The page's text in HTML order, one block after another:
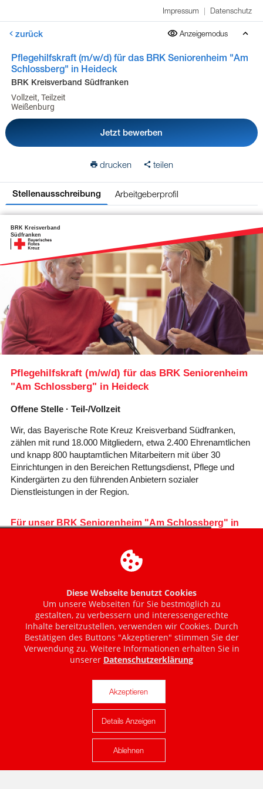
Impressum | Datenschutz
zurück Anzeigemodus
Pflegehilfskraft (m/w/d) für das BRK Seniorenheim "Am
Schlossberg" in Heideck
BRK Kreisverband Südfranken
Vollzeit, Teilzeit
Weißenburg
Jetzt bewerben
drucken teilen
Stellenausschreibung Arbeitgeberprofil
Karte anzeigen
Diese Webseite benutzt Cookies
Um unsere Webseiten für Sie bestmöglich zu
gestalten, zu verbessern und interessengerechte
Inhalte bereitzustellen, verwenden wir Cookies. Durch
Bestätigen des Buttons "Akzeptieren" stimmen Sie der
Verwendung zu. Weitere Informationen erhalten Sie in
unserer Datenschutzerklärung
Akzeptieren
Details Anzeigen
Ablehnen